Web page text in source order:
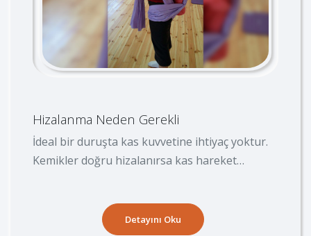
Hizalanma Neden Gerekli
İdeal bir duruşta kas kuvvetine ihtiyaç yoktur.
Kemikler doğru hizalanırsa kas hareket
Detayını Oku